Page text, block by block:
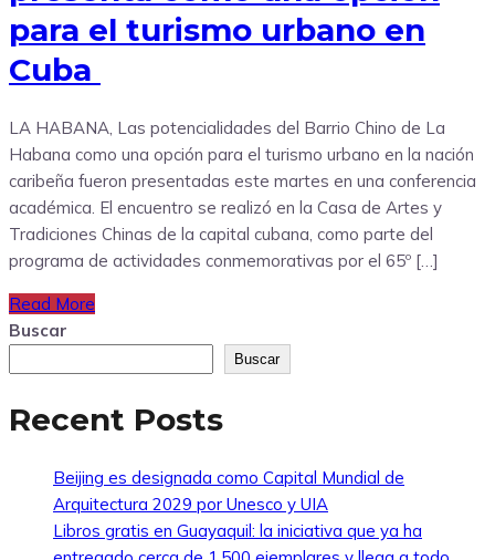
para el turismo urbano en
Cuba
LA HABANA, Las potencialidades del Barrio Chino de La
Habana como una opción para el turismo urbano en la nación
caribeña fueron presentadas este martes en una conferencia
académica. El encuentro se realizó en la Casa de Artes y
Tradiciones Chinas de la capital cubana, como parte del
programa de actividades conmemorativas por el 65º […]
Read More
Buscar
Buscar
Recent Posts
Beijing es designada como Capital Mundial de
Arquitectura 2029 por Unesco y UIA
Libros gratis en Guayaquil: la iniciativa que ya ha